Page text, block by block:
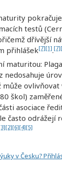
testů
dřívější
přihlášek[7][1].[7]
škol)
asociace
často odrážejí
[2][6][4][5]
v Česku?